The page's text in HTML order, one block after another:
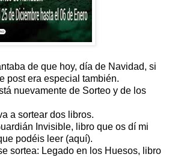
de que hoy, día de Navidad, si
post era especial también.
nuevamente de Sorteo y de los
a sortear dos libros.
Invisible, libro que os dí mi
podéis leer (aquí).
sortea: Legado en los Huesos, libro